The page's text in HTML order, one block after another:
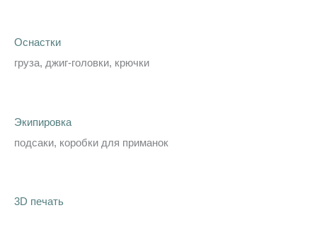
Оснастки
груза, джиг-головки, крючки
Экипировка
подсаки, коробки для приманок
3D печать